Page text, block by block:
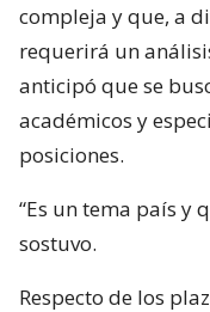
compleja y que, a
requerirá un
anticipó que se
académicos y
posiciones.
“Es un tema país y
sostuvo.
Respecto de los